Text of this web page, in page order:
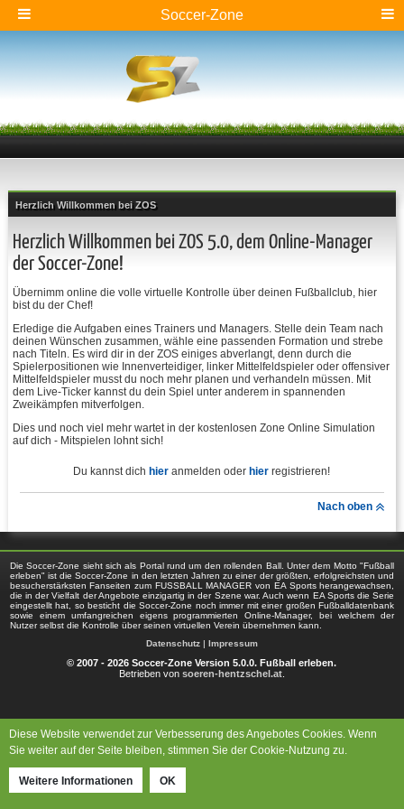
Soccer-Zone
Herzlich Willkommen bei ZOS
Herzlich Willkommen bei ZOS 5.0, dem Online-Manager
der Soccer-Zone!
Übernimm online die volle virtuelle Kontrolle über deinen Fußballclub, hier
bist du der Chef!
Erledige die Aufgaben eines Trainers und Managers. Stelle dein Team nach
deinen Wünschen zusammen, wähle eine passenden Formation und strebe
nach Titeln. Es wird dir in der ZOS einiges abverlangt, denn durch die
Spielerpositionen wie Innenverteidiger, linker Mittelfeldspieler oder offensiver
Mittelfeldspieler musst du noch mehr planen und verhandeln müssen. Mit
dem Live-Ticker kannst du dein Spiel unter anderem in spannenden
Zweikämpfen mitverfolgen.
Dies und noch viel mehr wartet in der kostenlosen Zone Online Simulation
auf dich - Mitspielen lohnt sich!
Du kannst dich hier anmelden oder hier registrieren!
Nach oben
Die Soccer-Zone sieht sich als Portal rund um den rollenden Ball. Unter dem Motto "Fußball
erleben" ist die Soccer-Zone in den letzten Jahren zu einer der größten, erfolgreichsten und
besucherstärksten Fanseiten zum FUSSBALL MANAGER von EA Sports herangewachsen,
die in der Vielfalt der Angebote einzigartig in der Szene war. Auch wenn EA Sports die Serie
eingestellt hat, so besticht die Soccer-Zone noch immer mit einer großen Fußballdatenbank
sowie einem umfangreichen eigens programmierten Online-Manager, bei welchem der
Nutzer selbst die Kontrolle über seinen virtuellen Verein übernehmen kann.
Datenschutz| Impressum
© 2007 - 2026 Soccer-Zone Version 5.0.0. Fußball erleben.
Betrieben von soeren-hentzschel.at.
Diese Website verwendet zur Verbesserung des Angebotes Cookies. Wenn
Sie weiter auf der Seite bleiben, stimmen Sie der Cookie-Nutzung zu.
Weitere Informationen OK